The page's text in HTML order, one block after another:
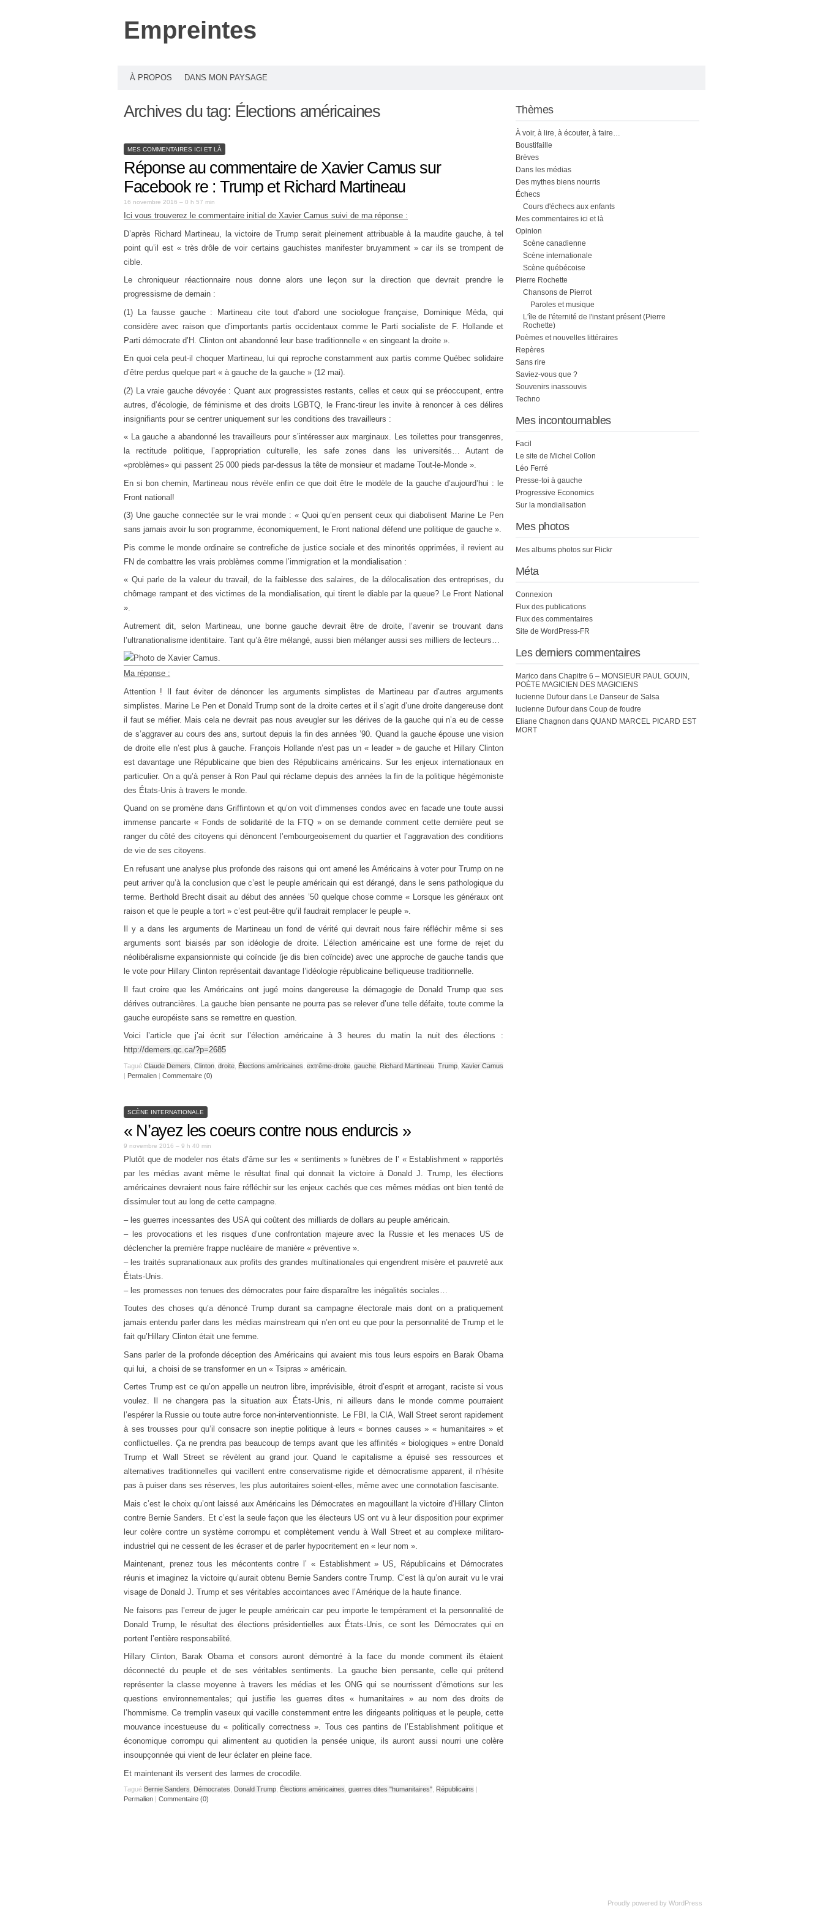
Empreintes
À PROPOS DANS MON PAYSAGE
Archives du tag: Élections américaines
MES COMMENTAIRES ICI ET LÀ
Réponse au commentaire de Xavier Camus sur
Facebook re : Trump et Richard Martineau
16 novembre 2016 – 0 h 57 min
Ici vous trouverez le commentaire initial de Xavier Camus suivi de ma réponse :
D’après Richard Martineau, la victoire de Trump serait pleinement attribuable à la maudite gauche, à tel
point qu’il est « très drôle de voir certains gauchistes manifester bruyamment » car ils se trompent de
cible.
Le chroniqueur réactionnaire nous donne alors une leçon sur la direction que devrait prendre le
progressisme de demain :
(1) La fausse gauche : Martineau cite tout d’abord une sociologue française, Dominique Méda, qui
considère avec raison que d’importants partis occidentaux comme le Parti socialiste de F. Hollande et
Parti démocrate d’H. Clinton ont abandonné leur base traditionnelle « en singeant la droite ».
En quoi cela peut-il choquer Martineau, lui qui reproche constamment aux partis comme Québec solidaire
d’être perdus quelque part « à gauche de la gauche » (12 mai).
(2) La vraie gauche dévoyée : Quant aux progressistes restants, celles et ceux qui se préoccupent, entre
autres, d’écologie, de féminisme et des droits LGBTQ, le Franc-tireur les invite à renoncer à ces délires
insignifiants pour se centrer uniquement sur les conditions des travailleurs :
« La gauche a abandonné les travailleurs pour s’intéresser aux marginaux. Les toilettes pour transgenres,
la rectitude politique, l’appropriation culturelle, les safe zones dans les universités… Autant de
«problèmes» qui passent 25 000 pieds par-dessus la tête de monsieur et madame Tout-le-Monde ».
En si bon chemin, Martineau nous révèle enfin ce que doit être le modèle de la gauche d’aujourd’hui : le
Front national!
(3) Une gauche connectée sur le vrai monde : « Quoi qu’en pensent ceux qui diabolisent Marine Le Pen
sans jamais avoir lu son programme, économiquement, le Front national défend une politique de gauche ».
Pis comme le monde ordinaire se contrefiche de justice sociale et des minorités opprimées, il revient au
FN de combattre les vrais problèmes comme l’immigration et la mondialisation :
« Qui parle de la valeur du travail, de la faiblesse des salaires, de la délocalisation des entreprises, du
chômage rampant et des victimes de la mondialisation, qui tirent le diable par la queue? Le Front National
».
Autrement dit, selon Martineau, une bonne gauche devrait être de droite, l’avenir se trouvant dans
l’ultranationalisme identitaire. Tant qu’à être mélangé, aussi bien mélanger aussi ses milliers de lecteurs…
Ma réponse :
Attention ! Il faut éviter de dénoncer les arguments simplistes de Martineau par d’autres arguments
simplistes. Marine Le Pen et Donald Trump sont de la droite certes et il s’agit d’une droite dangereuse dont
il faut se méfier. Mais cela ne devrait pas nous aveugler sur les dérives de la gauche qui n’a eu de cesse
de s’aggraver au cours des ans, surtout depuis la fin des années ’90. Quand la gauche épouse une vision
de droite elle n’est plus à gauche. François Hollande n’est pas un « leader » de gauche et Hillary Clinton
est davantage une Républicaine que bien des Républicains américains. Sur les enjeux internationaux en
particulier. On a qu’à penser à Ron Paul qui réclame depuis des années la fin de la politique hégémoniste
des États-Unis à travers le monde.
Quand on se promène dans Griffintown et qu’on voit d’immenses condos avec en facade une toute aussi
immense pancarte « Fonds de solidarité de la FTQ » on se demande comment cette dernière peut se
ranger du côté des citoyens qui dénoncent l’embourgeoisement du quartier et l’aggravation des conditions
de vie de ses citoyens.
En refusant une analyse plus profonde des raisons qui ont amené les Américains à voter pour Trump on ne
peut arriver qu’à la conclusion que c’est le peuple américain qui est dérangé, dans le sens pathologique du
terme. Berthold Brecht disait au début des années ’50 quelque chose comme « Lorsque les généraux ont
raison et que le peuple a tort » c’est peut-être qu’il faudrait remplacer le peuple ».
Il y a dans les arguments de Martineau un fond de vérité qui devrait nous faire réfléchir même si ses
arguments sont biaisés par son idéologie de droite. L’élection américaine est une forme de rejet du
néolibéralisme expansionniste qui coïncide (je dis bien coïncide) avec une approche de gauche tandis que
le vote pour Hillary Clinton représentait davantage l’idéologie républicaine belliqueuse traditionnelle.
Il faut croire que les Américains ont jugé moins dangereuse la démagogie de Donald Trump que ses
dérives outrancières. La gauche bien pensante ne pourra pas se relever d’une telle défaite, toute comme la
gauche européiste sans se remettre en question.
Voici l’article que j’ai écrit sur l’élection américaine à 3 heures du matin la nuit des élections :
http://demers.qc.ca/?p=2685
Tagué Claude Demers Clinton droite Élections américaines extrême-droite gauche Richard Martineau Trump Xavier Camus
| Permalien | Commentaire (0)
SCÈNE INTERNATIONALE
« N’ayez les coeurs contre nous endurcis »
9 novembre 2016 – 9 h 40 min
Plutôt que de modeler nos états d’âme sur les « sentiments » funèbres de l’ « Establishment » rapportés
par les médias avant même le résultat final qui donnait la victoire à Donald J. Trump, les élections
américaines devraient nous faire réfléchir sur les enjeux cachés que ces mêmes médias ont bien tenté de
dissimuler tout au long de cette campagne.
– les guerres incessantes des USA qui coûtent des milliards de dollars au peuple américain.
– les provocations et les risques d’une confrontation majeure avec la Russie et les menaces US de
déclencher la première frappe nucléaire de manière « préventive ».
– les traités supranationaux aux profits des grandes multinationales qui engendrent misère et pauvreté aux
États-Unis.
– les promesses non tenues des démocrates pour faire disparaître les inégalités sociales…
Toutes des choses qu’a dénoncé Trump durant sa campagne électorale mais dont on a pratiquement
jamais entendu parler dans les médias mainstream qui n’en ont eu que pour la personnalité de Trump et le
fait qu’Hillary Clinton était une femme.
Sans parler de la profonde déception des Américains qui avaient mis tous leurs espoirs en Barak Obama
qui lui, a choisi de se transformer en un « Tsipras » américain.
Certes Trump est ce qu’on appelle un neutron libre, imprévisible, étroit d’esprit et arrogant, raciste si vous
voulez. Il ne changera pas la situation aux États-Unis, ni ailleurs dans le monde comme pourraient
l’espérer la Russie ou toute autre force non-interventionniste. Le FBI, la CIA, Wall Street seront rapidement
à ses trousses pour qu’il consacre son ineptie politique à leurs « bonnes causes » « humanitaires » et
conflictuelles. Ça ne prendra pas beaucoup de temps avant que les affinités « biologiques » entre Donald
Trump et Wall Street se révèlent au grand jour. Quand le capitalisme a épuisé ses ressources et
alternatives traditionnelles qui vacillent entre conservatisme rigide et démocratisme apparent, il n’hésite
pas à puiser dans ses réserves, les plus autoritaires soient-elles, même avec une connotation fascisante.
Mais c’est le choix qu’ont laissé aux Américains les Démocrates en magouillant la victoire d’Hillary Clinton
contre Bernie Sanders. Et c’est la seule façon que les électeurs US ont vu à leur disposition pour exprimer
leur colère contre un système corrompu et complètement vendu à Wall Street et au complexe militaro-
industriel qui ne cessent de les écraser et de parler hypocritement en « leur nom ».
Maintenant, prenez tous les mécontents contre l’ « Establishment » US, Républicains et Démocrates
réunis et imaginez la victoire qu’aurait obtenu Bernie Sanders contre Trump. C’est là qu’on aurait vu le vrai
visage de Donald J. Trump et ses véritables accointances avec l’Amérique de la haute finance.
Ne faisons pas l’erreur de juger le peuple américain car peu importe le tempérament et la personnalité de
Donald Trump, le résultat des élections présidentielles aux États-Unis, ce sont les Démocrates qui en
portent l’entière responsabilité.
Hillary Clinton, Barak Obama et consors auront démontré à la face du monde comment ils étaient
déconnecté du peuple et de ses véritables sentiments. La gauche bien pensante, celle qui prétend
représenter la classe moyenne à travers les médias et les ONG qui se nourrissent d’émotions sur les
questions environnementales; qui justifie les guerres dites « humanitaires » au nom des droits de
l’hommisme. Ce tremplin vaseux qui vacille constemment entre les dirigeants politiques et le peuple, cette
mouvance incestueuse du « politically correctness ». Tous ces pantins de l’Establishment politique et
économique corrompu qui alimentent au quotidien la pensée unique, ils auront aussi nourri une colère
insoupçonnée qui vient de leur éclater en pleine face.
Et maintenant ils versent des larmes de crocodile.
Tagué Bernie Sanders Démocrates Donald Trump Élections américaines guerres dites "humanitaires" Républicains |
Permalien | Commentaire (0)
Thèmes
À voir, à lire, à écouter, à faire…
Boustifaille
Brèves
Dans les médias
Des mythes biens nourris
Échecs
Cours d'échecs aux enfants
Mes commentaires ici et là
Opinion
Scène canadienne
Scène internationale
Scène québécoise
Pierre Rochette
Chansons de Pierrot
Paroles et musique
L'île de l'éternité de l'instant présent (Pierre
Rochette)
Poèmes et nouvelles littéraires
Repères
Sans rire
Saviez-vous que ?
Souvenirs inassouvis
Techno
Mes incontournables
Facil
Le site de Michel Collon
Léo Ferré
Presse-toi à gauche
Progressive Economics
Sur la mondialisation
Mes photos
Mes albums photos sur Flickr
Méta
Connexion
Flux des publications
Flux des commentaires
Site de WordPress-FR
Les derniers commentaires
Marico dans Chapitre 6 – MONSIEUR PAUL GOUIN,
POÈTE MAGICIEN DES MAGICIENS
lucienne Dufour dans Le Danseur de Salsa
lucienne Dufour dans Coup de foudre
Eliane Chagnon dans QUAND MARCEL PICARD EST
MORT
Proudly powered by WordPress